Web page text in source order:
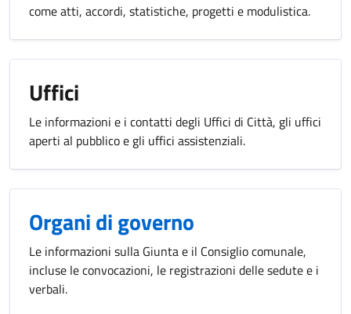
come atti, accordi, statistiche, progetti e modulistica.
Uffici
Le informazioni e i contatti degli Uffici di Città, gli uffici
aperti al pubblico e gli uffici assistenziali.
Organi di governo
Le informazioni sulla Giunta e il Consiglio comunale,
incluse le convocazioni, le registrazioni delle sedute e i
verbali.